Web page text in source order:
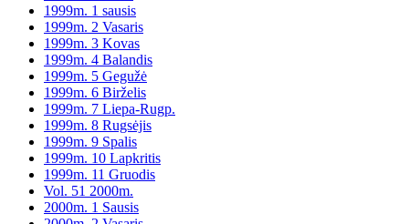
1999m. 1 sausis
1999m. 2 Vasaris
1999m. 3 Kovas
1999m. 4 Balandis
1999m. 5 Gegužė
1999m. 6 Birželis
1999m. 7 Liepa-Rugp.
1999m. 8 Rugsėjis
1999m. 9 Spalis
1999m. 10 Lapkritis
1999m. 11 Gruodis
Vol. 51 2000m.
2000m. 1 Sausis